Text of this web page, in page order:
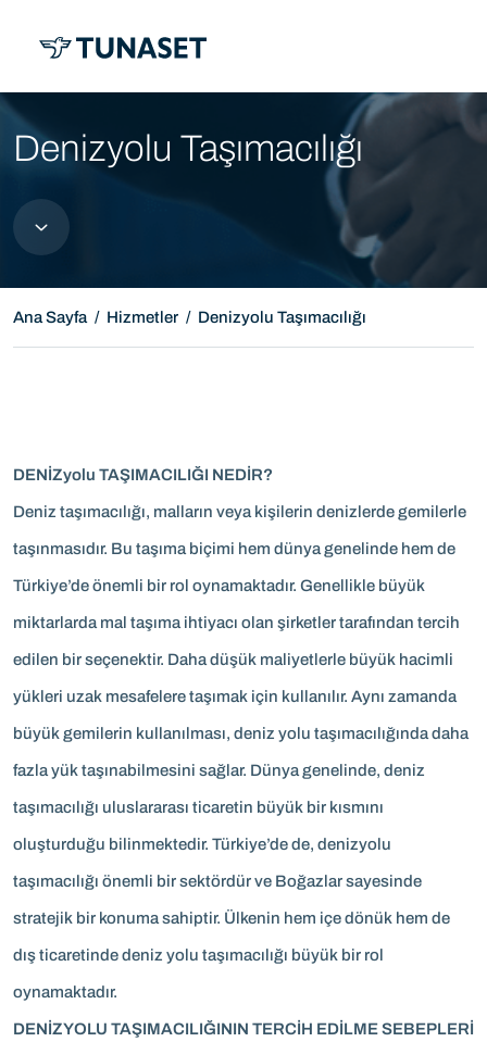
Denizyolu Taşımacılığı
Ana Sayfa Hizmetler Denizyolu Taşımacılığı
DENİZyolu TAŞIMACILIĞI NEDİR?
Deniz taşımacılığı, malların veya kişilerin denizlerde gemilerle
taşınmasıdır. Bu taşıma biçimi hem dünya genelinde hem de
Türkiye’de önemli bir rol oynamaktadır. Genellikle büyük
miktarlarda mal taşıma ihtiyacı olan şirketler tarafından tercih
edilen bir seçenektir. Daha düşük maliyetlerle büyük hacimli
yükleri uzak mesafelere taşımak için kullanılır. Aynı zamanda
büyük gemilerin kullanılması, deniz yolu taşımacılığında daha
fazla yük taşınabilmesini sağlar. Dünya genelinde, deniz
taşımacılığı uluslararası ticaretin büyük bir kısmını
oluşturduğu bilinmektedir. Türkiye’de de, denizyolu
taşımacılığı önemli bir sektördür ve Boğazlar sayesinde
stratejik bir konuma sahiptir. Ülkenin hem içe dönük hem de
dış ticaretinde deniz yolu taşımacılığı büyük bir rol
oynamaktadır.
DENİZYOLU TAŞIMACILIĞININ TERCİH EDİLME SEBEPLERİ